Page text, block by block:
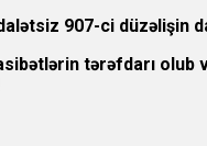
907-ci düzəlişin
tərəfdarı